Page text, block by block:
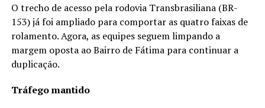
O trecho de acesso pela rodovia Transbrasiliana (BR-
153) já foi ampliado para comportar as quatro faixas de
rolamento. Agora, as equipes seguem limpando a
margem oposta ao Bairro de Fátima para continuar a
duplicação.
Tráfego mantido